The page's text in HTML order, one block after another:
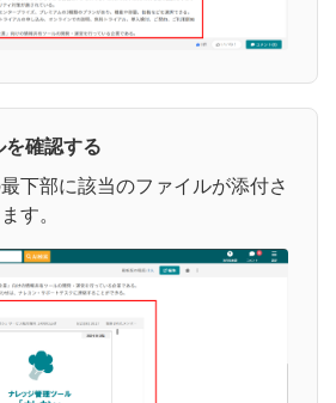
を確認する
下部に該当のファイルが添付さ
す。